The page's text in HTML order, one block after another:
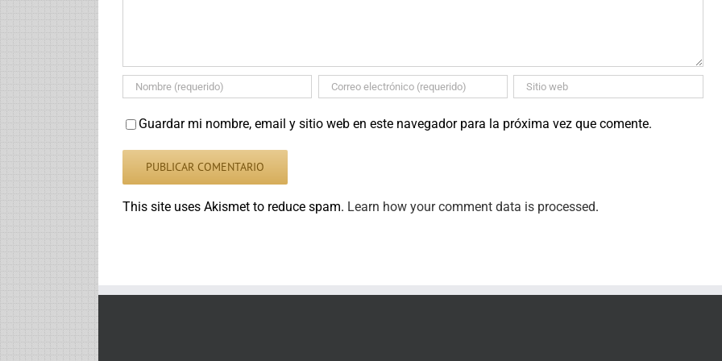
Guardar mi nombre, email y sitio web en este navegador para la próxima vez que comente.
This site uses Akismet to reduce spam. Learn how your comment data is processed.